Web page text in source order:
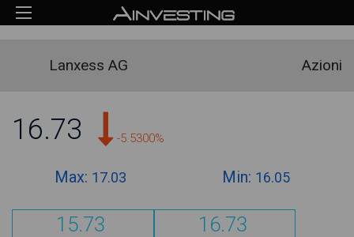
Lanxess AG Azioni
16.73 -5.5300%
Max: 17.03 Min: 16.05
15.73 16.73